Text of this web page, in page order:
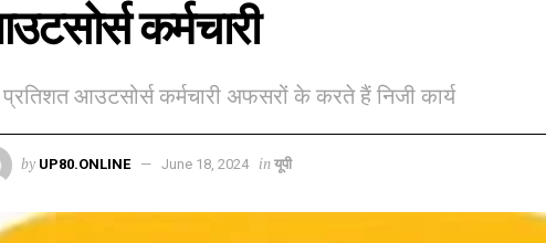
कर्मचारी
आउटसोर्स कर्मचारी अफसरों के करते हैं निजी कार्य
by UP80.ONLINE June 18, 2024 in यूपी